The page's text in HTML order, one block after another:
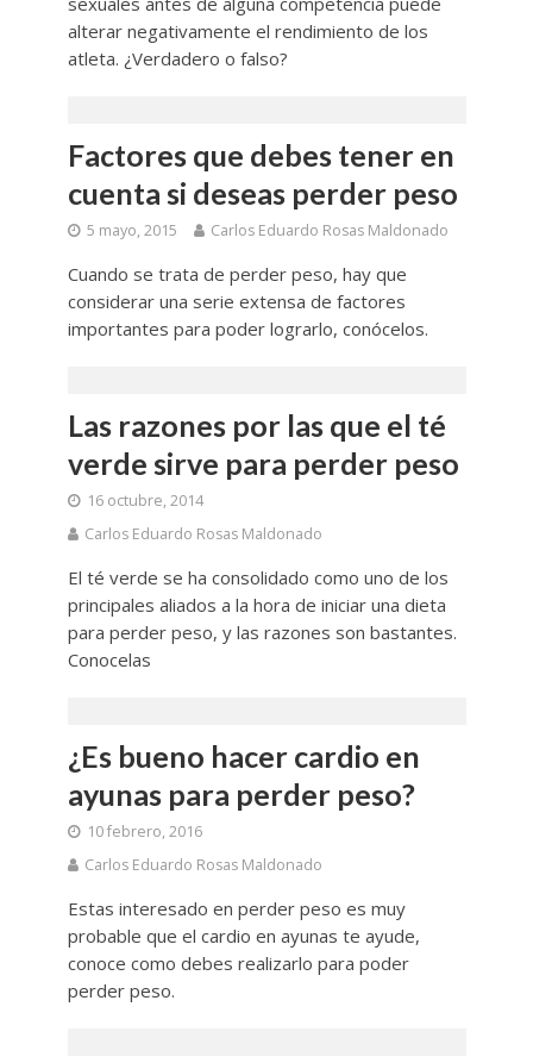
alterar negativamente el rendimiento de los
atleta. ¿Verdadero o falso?
Factores que debes tener en
cuenta si deseas perder peso
5 mayo, 2015 Carlos Eduardo Rosas Maldonado
Cuando se trata de perder peso, hay que
considerar una serie extensa de factores
importantes para poder lograrlo, conócelos.
Las razones por las que el té
verde sirve para perder peso
16 octubre, 2014
Carlos Eduardo Rosas Maldonado
El té verde se ha consolidado como uno de los
principales aliados a la hora de iniciar una dieta
para perder peso, y las razones son bastantes.
Conocelas
¿Es bueno hacer cardio en
ayunas para perder peso?
10 febrero, 2016
Carlos Eduardo Rosas Maldonado
Estas interesado en perder peso es muy
probable que el cardio en ayunas te ayude,
conoce como debes realizarlo para poder
perder peso.